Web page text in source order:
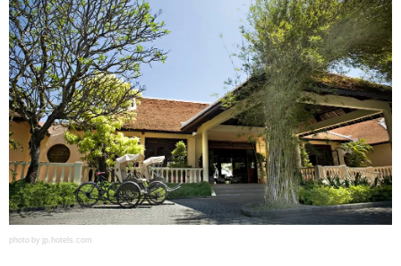
photo by jp.hotels.com